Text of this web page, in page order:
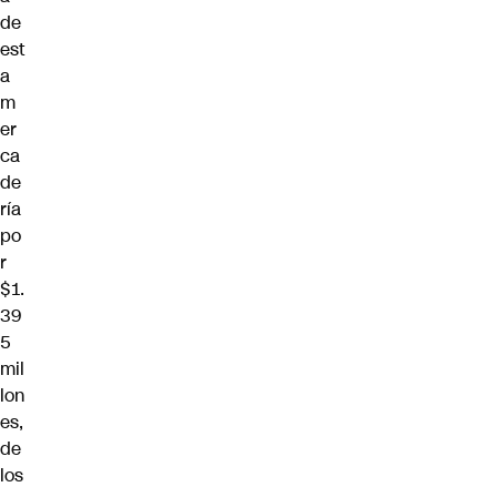
de
est
a
m
er
ca
de
ría
po
r
$1.
39
5
mil
lon
es,
de
los